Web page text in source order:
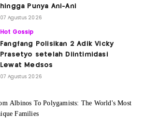
hingga Punya Ani-Ani
07 Agustus 2026
Hot Gossip
Fangfang Polisikan 2 Adik Vicky
Prasetyo setelah Diintimidasi
Lewat Medsos
07 Agustus 2026